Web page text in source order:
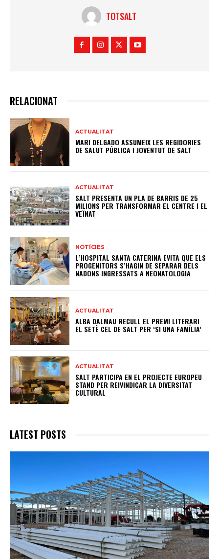
TOTSALT
RELACIONAT
ACTUALITAT
MARI DELGADO ASSUMEIX LES REGIDORIES
DE SALUT PÚBLICA I JOVENTUT DE SALT
ACTUALITAT
SALT PRESENTA UN PLA DE BARRIS DE 25
MILIONS PER TRANSFORMAR EL CENTRE I EL
VEÏNAT
NOTÍCIES
L’HOSPITAL SANTA CATERINA EVITA QUE ELS
PROGENITORS S’HAGIN DE SEPARAR DELS
NADONS INGRESSATS A NEONATOLOGIA
ACTUALITAT
ALBA DALMAU RECULL EL PREMI LITERARI
EL SETÈ CEL DE SALT PER ‘SI UNA FAMÍLIA’
ACTUALITAT
SALT PARTICIPA EN EL PROJECTE EUROPEU
STAND PER REIVINDICAR LA DIVERSITAT
CULTURAL
LATEST POSTS